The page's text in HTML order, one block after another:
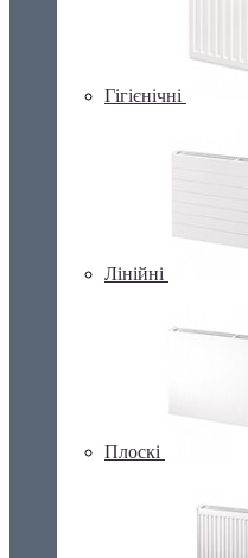
Гігієнічні
Лінійні
Плоскі